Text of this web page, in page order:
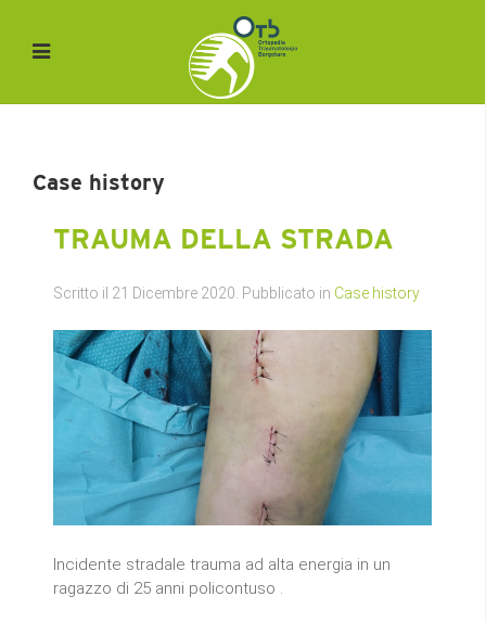
Case history
TRAUMA DELLA STRADA
Scritto il 21 Dicembre 2020 . Pubblicato in Case history
Incidente stradale trauma ad alta energia in un
ragazzo di 25 anni policontuso .